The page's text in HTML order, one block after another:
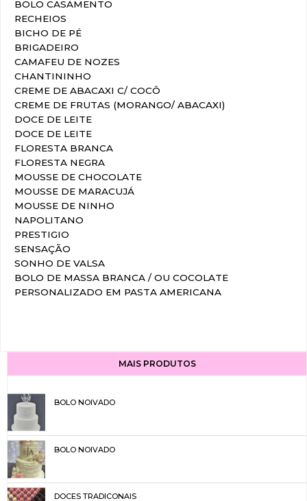
BOLO CASAMENTO
RECHEIOS
BICHO DE PÉ
BRIGADEIRO
CAMAFEU DE NOZES
CHANTININHO
CREME DE ABACAXI C/ COCÔ
CREME DE FRUTAS (MORANGO/ ABACAXI)
DOCE DE LEITE
DOCE DE LEITE
FLORESTA BRANCA
FLORESTA NEGRA
MOUSSE DE CHOCOLATE
MOUSSE DE MARACUJÁ
MOUSSE DE NINHO
NAPOLITANO
PRESTIGIO
SENSAÇÃO
SONHO DE VALSA
BOLO DE MASSA BRANCA / OU COCOLATE
PERSONALIZADO EM PASTA AMERICANA
MAIS PRODUTOS
BOLO NOIVADO
BOLO NOIVADO
DOCES TRADICONAIS